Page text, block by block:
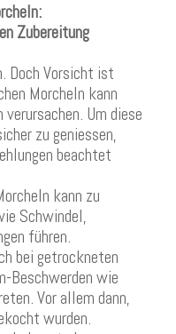
Zubereitung
Doch Vorsicht ist
Morcheln kann
Um diese
zu geniessen,
beachtet
kann zu
Schwindel,
führen.
bei getrockneten
Beschwerden wie
Vor allem dann,
wurden.